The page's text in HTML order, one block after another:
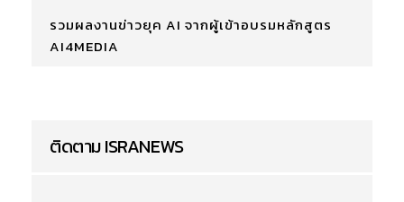
รวมผลงานข่าวยุค AI จากผู้เข้าอบรมหลักสูตร
AI4MEDIA
ติดตาม ISRANEWS